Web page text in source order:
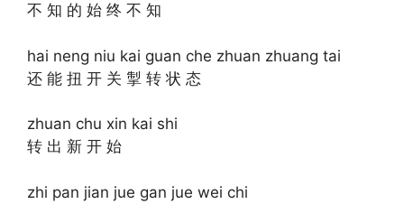
不 知 的 始 终 不 知
hai neng niu kai guan che zhuan zhuang tai
还 能 扭 开 关 掣 转 状 态
zhuan chu xin kai shi
转 出 新 开 始
zhi pan jian jue gan jue wei chi